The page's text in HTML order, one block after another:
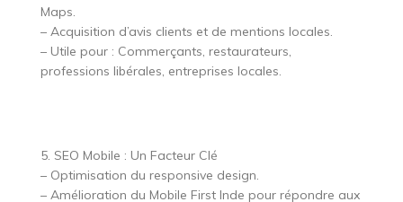
Maps.
– Acquisition d’avis clients et de mentions locales.
– Utile pour : Commerçants, restaurateurs,
professions libérales, entreprises locales.
5. SEO Mobile : Un Facteur Clé
– Optimisation du responsive design.
– Amélioration du Mobile First Inde pour répondre aux